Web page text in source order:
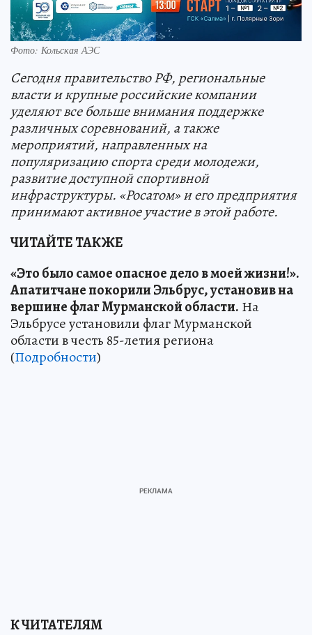
Фото: Кольская АЭС
Сегодня правительство РФ, региональные
власти и крупные российские компании
уделяют все больше внимания поддержке
различных соревнований, а также
мероприятий, направленных на
популяризацию спорта среди молодежи,
развитие доступной спортивной
инфраструктуры. «Росатом» и его предприятия
принимают активное участие в этой работе.
ЧИТАЙТЕ ТАКЖЕ
«Это было самое опасное дело в моей жизни!».
Апатитчане покорили Эльбрус, установив на
вершине флаг Мурманской области. На
Эльбрусе установили флаг Мурманской
области в честь 85-летия региона
(Подробности)
К ЧИТАТЕЛЯМ